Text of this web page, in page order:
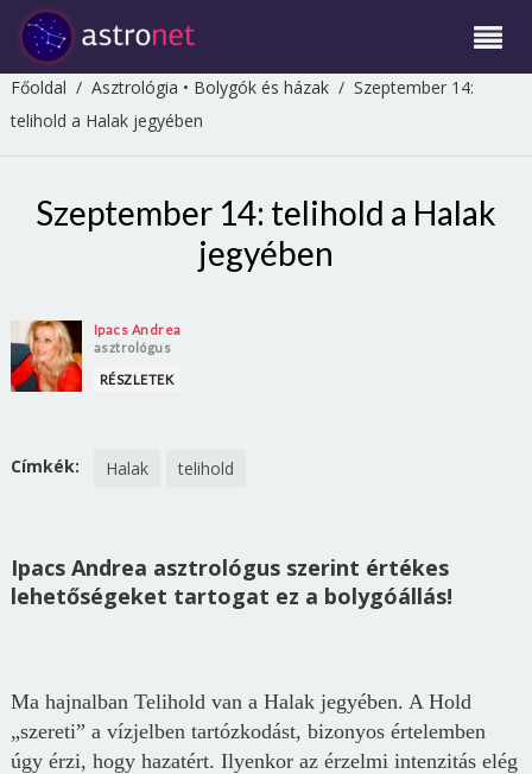
Főoldal / Asztrológia • Bolygók és házak/ Szeptember 14:
telihold a Halak jegyében
Szeptember 14: telihold a Halak
jegyében
Ipacs Andrea
asztrológus
RÉSZLETEK
Címkék: Halak telihold
Ipacs Andrea asztrológus szerint értékes
lehetőségeket tartogat ez a bolygóállás!
Ma hajnalban Telihold van a Halak jegyében. A Hold
„szereti” a vízjelben tartózkodást, bizonyos értelemben
úgy érzi, hogy hazatért. Ilyenkor az érzelmi intenzitás elég